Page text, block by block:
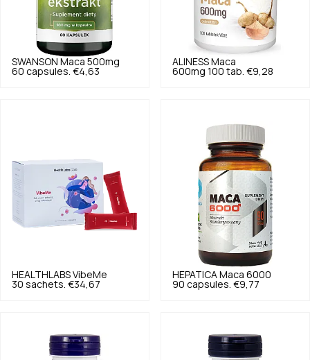
SWANSON Maca 500mg
60 capsules. €4,63
ALINESS Maca
600mg 100 tab. €9,28
HEALTHLABS VibeMe
30 sachets. €34,67
HEPATICA Maca 6000
90 capsules. €9,77